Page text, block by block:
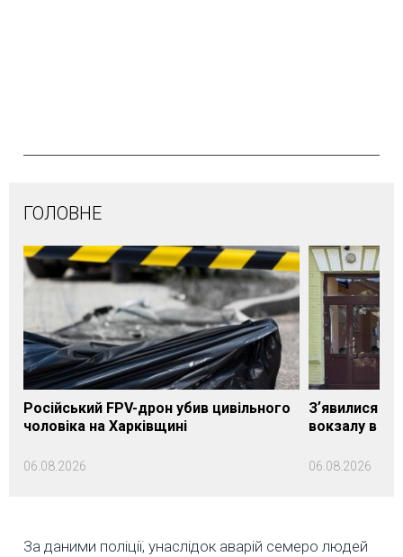
ГОЛОВНЕ
Російський FPV-дрон убив цивільного
чоловіка на Харківщині
06.08.2026
Зʼявилися
вокзалу в
06.08.2026
За даними поліції, унаслідок аварій семеро людей